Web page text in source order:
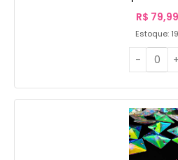
R$ 79,99
Estoque: 19